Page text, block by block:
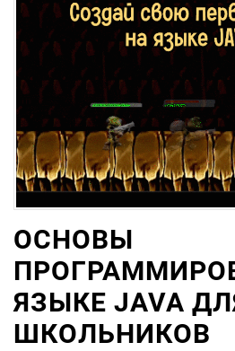
ОСНОВЫ
ЯЗЫКЕ JAVA
ШКОЛЬНИКОВ